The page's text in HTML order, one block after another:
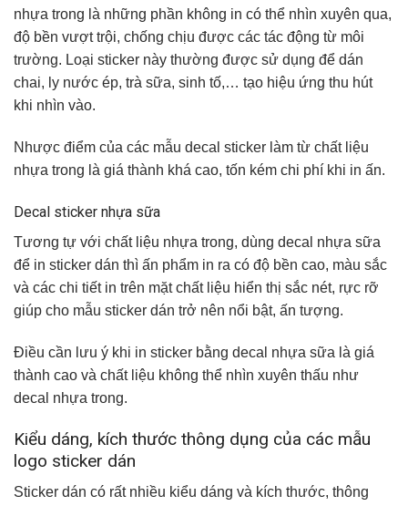
nhựa trong là những phần không in có thể nhìn xuyên qua,
độ bền vượt trội, chống chịu được các tác động từ môi
trường. Loại sticker này thường được sử dụng để dán
chai, ly nước ép, trà sữa, sinh tố,… tạo hiệu ứng thu hút
khi nhìn vào.
Nhược điểm của các mẫu decal sticker làm từ chất liệu
nhựa trong là giá thành khá cao, tốn kém chi phí khi in ấn.
Decal sticker nhựa sữa
Tương tự với chất liệu nhựa trong, dùng decal nhựa sữa
để in sticker dán thì ấn phẩm in ra có độ bền cao, màu sắc
và các chi tiết in trên mặt chất liệu hiển thị sắc nét, rực rỡ
giúp cho mẫu sticker dán trở nên nổi bật, ấn tượng.
Điều cần lưu ý khi in sticker bằng decal nhựa sữa là giá
thành cao và chất liệu không thể nhìn xuyên thấu như
decal nhựa trong.
Kiểu dáng, kích thước thông dụng của các mẫu
logo sticker dán
Sticker dán có rất nhiều kiểu dáng và kích thước, thông